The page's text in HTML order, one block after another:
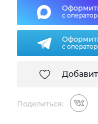
с
с
Поделиться: